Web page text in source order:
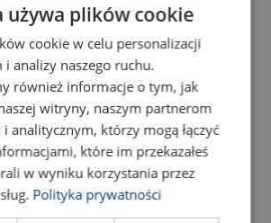
ENGLISH TRANSLATION
używa plików cookie
cookie w celu personalizacji
i analizy naszego ruchu.
również informacje o tym, jak
witryny, naszym partnerom
analitycznym, którzy mogą łączyć
które im przekazałeś
w wyniku korzystania przez
Polityka prywatności